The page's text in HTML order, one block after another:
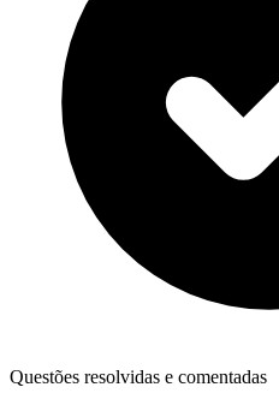
Questões resolvidas e comentadas